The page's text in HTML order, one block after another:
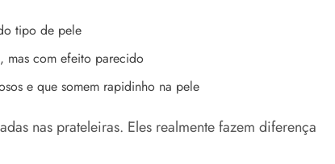
tipo de pele
mas com efeito parecido
e que somem rapidinho na pele
nas prateleiras. Eles realmente fazem diferença